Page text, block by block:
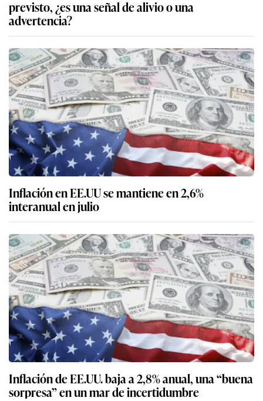
previsto, ¿es una señal de alivio o una
advertencia?
Inflación en EE.UU se mantiene en 2,6%
interanual en julio
Inflación de EE.UU. baja a 2,8% anual, una “buena
sorpresa” en un mar de incertidumbre